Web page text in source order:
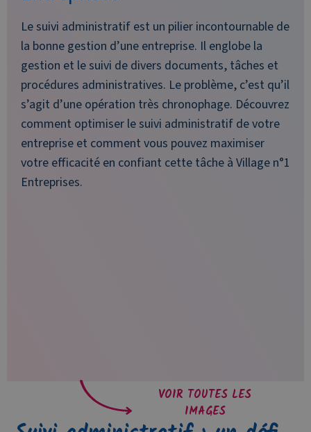
Le suivi administratif est un pilier incontournable de
la bonne gestion d’une entreprise. Il englobe la
gestion et le suivi de divers documents, tâches et
procédures administratives. Le problème, c’est qu’il
s’agit d’une opération très chronophage. Découvrez
comment optimiser le suivi administratif de votre
entreprise et comment vous pouvez maximiser
votre efficacité en confiant cette tâche à Village n°1
Entreprises.
VOIR TOUTES LES
IMAGES